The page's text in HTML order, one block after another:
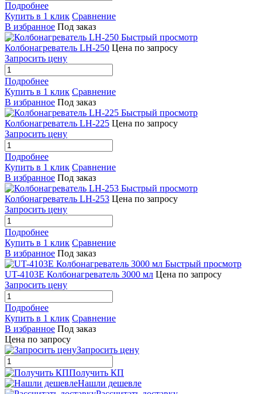
Подробнее
Купить в 1 клик Сравнение
В избранное Под заказ
Быстрый просмотр
Колбонагреватель LH-250 Цена по запросу
Запросить цену
Подробнее
Купить в 1 клик Сравнение
В избранное Под заказ
Быстрый просмотр
Колбонагреватель LH-225 Цена по запросу
Запросить цену
Подробнее
Купить в 1 клик Сравнение
В избранное Под заказ
Быстрый просмотр
Колбонагреватель LH-253 Цена по запросу
Запросить цену
Подробнее
Купить в 1 клик Сравнение
В избранное Под заказ
Быстрый просмотр
UT-4103E Колбонагреватель 3000 мл Цена по запросу
Запросить цену
Подробнее
Купить в 1 клик Сравнение
В избранное Под заказ
Цена по запросу
Запросить цену
Получить КП
Нашли дешевле